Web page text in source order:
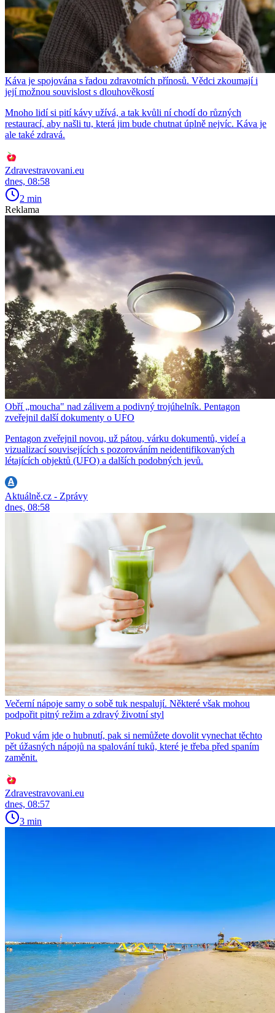
Káva je spojována s řadou zdravotních přínosů. Vědci zkoumají i
její možnou souvislost s dlouhověkostí
Mnoho lidí si pití kávy užívá, a tak kvůli ní chodí do různých
restaurací, aby našli tu, která jim bude chutnat úplně nejvíc. Káva je
ale také zdravá.
Zdravestravovani.eu
dnes, 08:58
2 min
Reklama
Obří „moucha" nad zálivem a podivný trojúhelník. Pentagon
zveřejnil další dokumenty o UFO
Pentagon zveřejnil novou, už pátou, várku dokumentů, videí a
vizualizací souvisejících s pozorováním neidentifikovaných
létajících objektů (UFO) a dalších podobných jevů.
Aktuálně.cz - Zprávy
dnes, 08:58
Večerní nápoje samy o sobě tuk nespalují. Některé však mohou
podpořit pitný režim a zdravý životní styl
Pokud vám jde o hubnutí, pak si nemůžete dovolit vynechat těchto
pět úžasných nápojů na spalování tuků, které je třeba před spaním
zaměnit.
Zdravestravovani.eu
dnes, 08:57
3 min